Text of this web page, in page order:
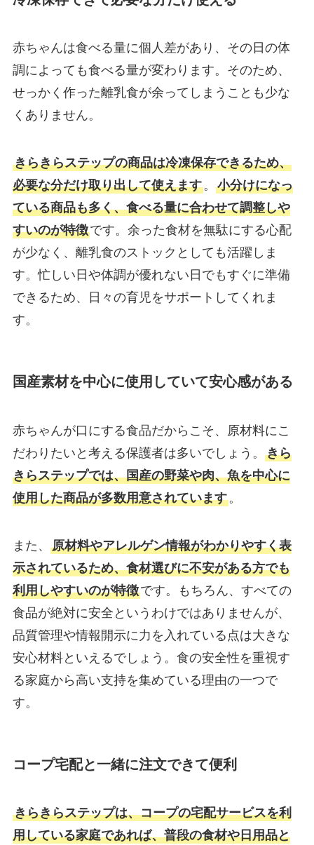
赤ちゃんは食べる量に個人差があり、その日の体
調によっても食べる量が変わります。そのため、
せっかく作った離乳食が余ってしまうことも少な
くありません。
きらきらステップの商品は冷凍保存できるため、
必要な分だけ取り出して使えます。 小分けになっ
ている商品も多く、食べる量に合わせて調整しや
すいのが特徴です。余った食材を無駄にする心配
が少なく、離乳食のストックとしても活躍しま
す。忙しい日や体調が優れない日でもすぐに準備
できるため、日々の育児をサポートしてくれま
す。
国産素材を中心に使用していて安心感がある
赤ちゃんが口にする食品だからこそ、原材料にこ
だわりたいと考える保護者は多いでしょう。 きら
きらステップでは、国産の野菜や肉、魚を中心に
使用した商品が多数用意されています。
また、 原材料やアレルゲン情報がわかりやすく表
示されているため、食材選びに不安がある方でも
利用しやすいのが特徴です。もちろん、すべての
食品が絶対に安全というわけではありませんが、
品質管理や情報開示に力を入れている点は大きな
安心材料といえるでしょう。食の安全性を重視す
る家庭から高い支持を集めている理由の一つで
す。
コープ宅配と一緒に注文できて便利
きらきらステップは、コープの宅配サービスを利
用している家庭であれば、普段の食材や日用品と